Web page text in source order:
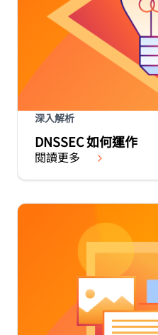
深入解析
DNSSEC 如何運作
閱讀更多